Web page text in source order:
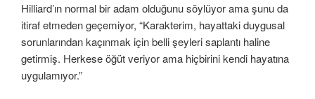
Hilliard’ın normal bir adam olduğunu söylüyor ama şunu da
itiraf etmeden geçemiyor, “Karakterim, hayattaki duygusal
sorunlarından kaçınmak için belli şeyleri saplantı haline
getirmiş. Herkese öğüt veriyor ama hiçbirini kendi hayatına
uygulamıyor.”